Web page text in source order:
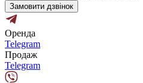
Замовити дзвінок
Оренда
Telegram
Продаж
Telegram